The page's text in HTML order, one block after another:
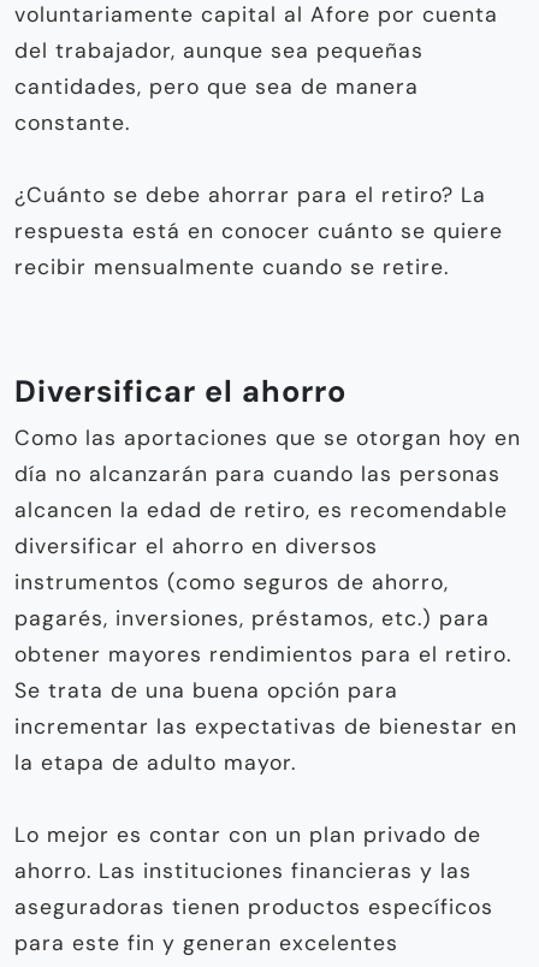
voluntariamente capital al Afore por cuenta
del trabajador, aunque sea pequeñas
cantidades, pero que sea de manera
constante.
¿Cuánto se debe ahorrar para el retiro? La
respuesta está en conocer cuánto se quiere
recibir mensualmente cuando se retire.
Diversificar el ahorro
Como las aportaciones que se otorgan hoy en
día no alcanzarán para cuando las personas
alcancen la edad de retiro, es recomendable
diversificar el ahorro en diversos
instrumentos (como seguros de ahorro,
pagarés, inversiones, préstamos, etc.) para
obtener mayores rendimientos para el retiro.
Se trata de una buena opción para
incrementar las expectativas de bienestar en
la etapa de adulto mayor.
Lo mejor es contar con un plan privado de
ahorro. Las instituciones financieras y las
aseguradoras tienen productos específicos
para este fin y generan excelentes